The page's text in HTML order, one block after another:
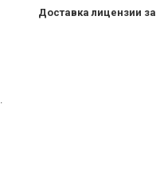
Доставка лицензии за